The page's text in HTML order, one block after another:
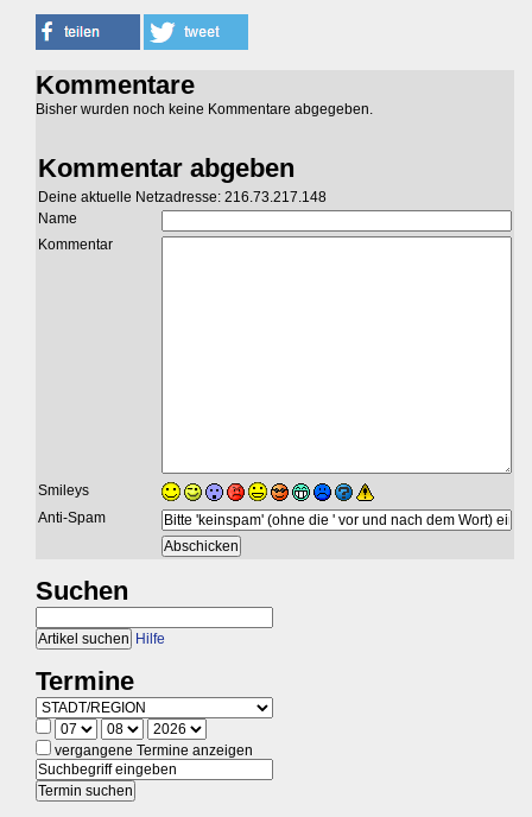
Kommentare
Bisher wurden noch keine Kommentare abgegeben.
Kommentar abgeben
Deine aktuelle Netzadresse: 216.73.217.148
Name
Kommentar
Smileys
Anti-Spam
Suchen
Hilfe
Termine
vergangene Termine anzeigen